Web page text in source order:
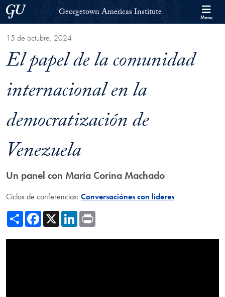
Skip to Georgetown Americas Institute Full Site Menu
Skip to main content
Georgetown UniversityGeorgetown Americas Institute Menu
15 de octubre, 2024
El papel de la comunidad
internacional en la
democratización de
Venezuela
Un panel con María Corina Machado
Ciclos de conferencias: Conversaciónes con lideres
ShareFacebook
X LinkedIn